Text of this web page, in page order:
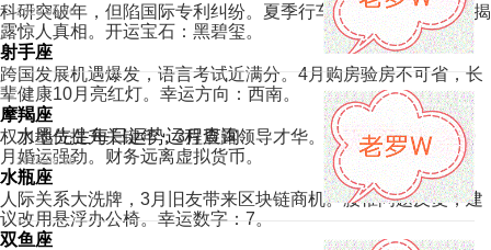
科研突破年，但陷国际专利纠纷。夏季行车记录仪必开，感情揭
露惊人真相。开运宝石：黑碧玺。
射手座
跨国发展机遇爆发，语言考试近满分。4月购房验房不可省，长
辈健康10月亮红灯。幸运方向：西南。
摩羯座
权力地位提升关键年，3月展露领导才华。感情冷战破纪录，9
月婚运强劲。财务远离虚拟货币。
水瓶座
人际关系大洗牌，3月旧友带来区块链商机。腰椎问题反复，建
议改用悬浮办公椅。幸运数字：7。
双鱼座
2026-08-06
水墨先生每日运势运程查询
2026-08-06